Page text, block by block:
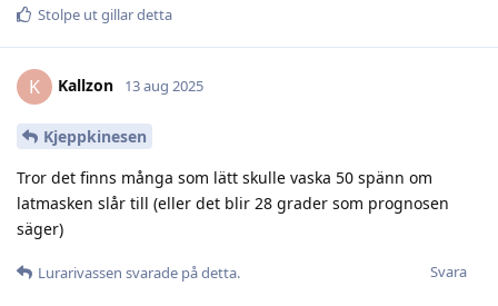
Stolpe utgillar detta
K Kallzon 13 aug 2025
Kjeppkinesen
Tror det finns många som lätt skulle vaska 50 spänn om
latmasken slår till (eller det blir 28 grader som prognosen
säger)
Svara
Lurarivassen svarade på detta.